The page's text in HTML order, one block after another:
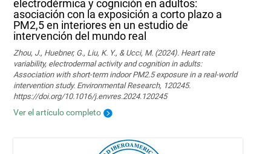
electrodérmica y cognición en adultos:
asociación con la exposición a corto plazo a
PM2,5 en interiores en un estudio de
intervención del mundo real
Zhou, J., Huebner, G., Liu, K. Y., & Ucci, M. (2024). Heart rate
variability, electrodermal activity and cognition in adults:
Association with short-term indoor PM2.5 exposure in a real-world
intervention study. Environmental Research, 120245.
https://doi.org/10.1016/j.envres.2024.120245
Ver el artículo completo